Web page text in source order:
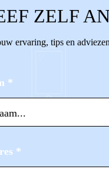
ZELF
ervaring, tips en
*
*